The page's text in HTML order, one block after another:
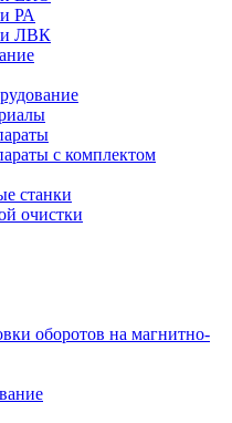
РА
ЛВК
с комплектом
станки
очистки
оборотов на магнитно-